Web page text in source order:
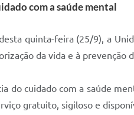
com a saúde mental
quinta-feira (25/9), a
da vida e à prevenção
do cuidado com a saúde
gratuito, sigiloso e